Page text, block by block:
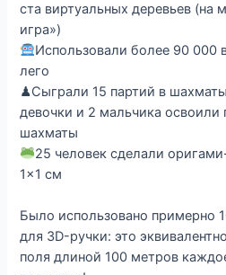
ста виртуальных деревьев (на
игра»)
Использовали более 90 000
лего
♟Сыграли 15 партий в
девочки и 2 мальчика освоили
шахматы
25 человек сделали
1×1 см
Было использовано примерно
для 3D-ручки: это
поля длиной 100 метров